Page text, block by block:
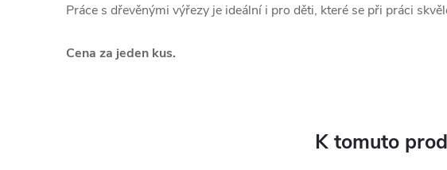
Práce s dřevěnými výřezy je ideální i pro děti, které se při práci
Cena za jeden kus.
K tomuto